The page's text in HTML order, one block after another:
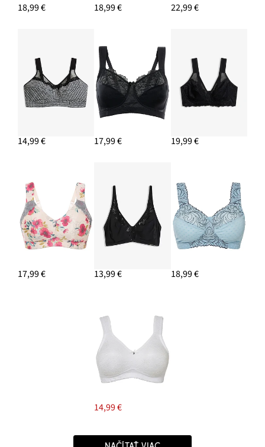
18,99 € 18,99 € 22,99 €
14,99 € 17,99 € 19,99 €
17,99 € 13,99 € 18,99 €
14,99 €